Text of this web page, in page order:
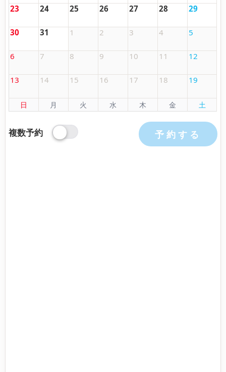
23 24 25 26 27 28 29
30 31 1 2 3 4 5
6 7 8 9 10 11 12
13 14 15 16 17 18 19
日 月 火 水 木 金 土
複数予約 予約する